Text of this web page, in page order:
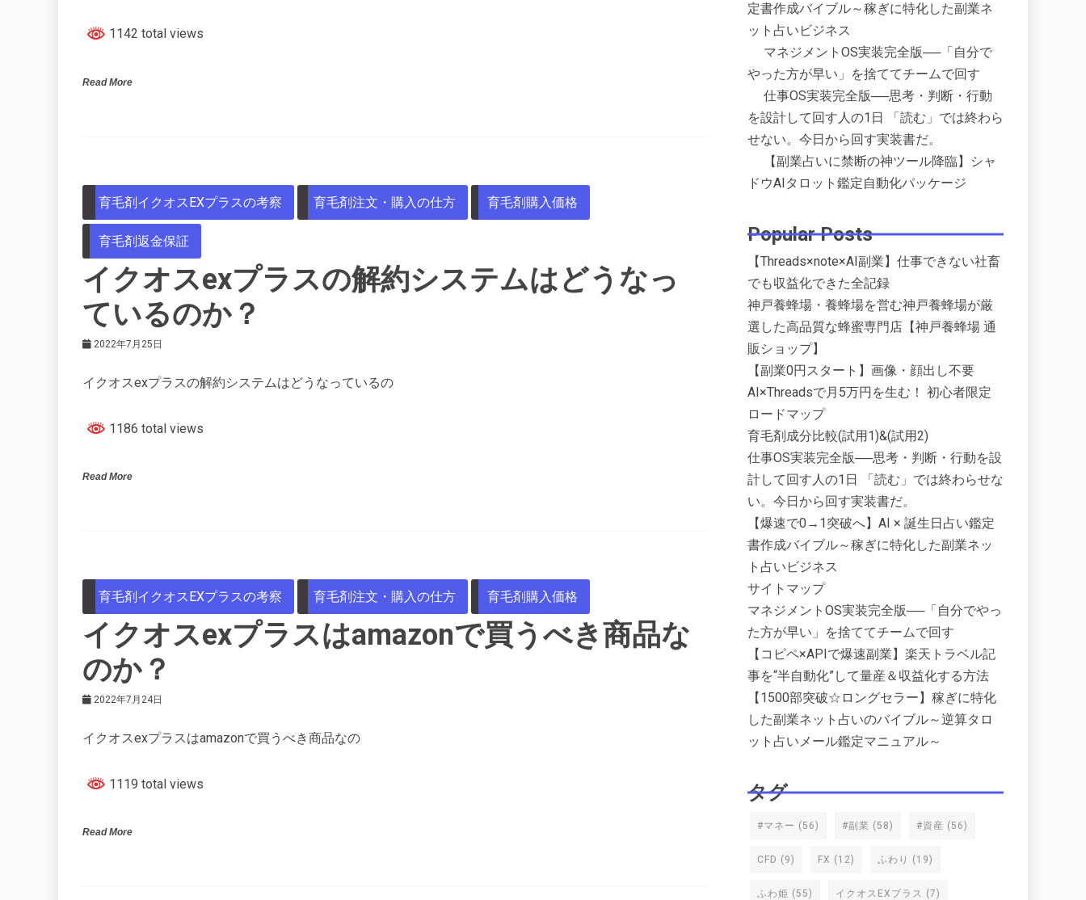
1142 total views
Read More
育毛剤イクオスEXプラスの考察 育毛剤注文・購入の仕方 育毛剤購入価格
育毛剤返金保証
イクオスexプラスの解約システムはどうなっ
ているのか？
2022年7月25日
イクオスexプラスの解約システムはどうなっているの
1186 total views
Read More
育毛剤イクオスEXプラスの考察 育毛剤注文・購入の仕方 育毛剤購入価格
イクオスexプラスはamazonで買うべき商品な
のか？
2022年7月24日
イクオスexプラスはamazonで買うべき商品なの
1119 total views
Read More
定書作成バイブル～稼ぎに特化した副業ネ
ット占いビジネス
マネジメントOS実装完全版──「自分で
やった方が早い」を捨ててチームで回す
仕事OS実装完全版──思考・判断・行動
を設計して回す人の1日 「読む」では終わら
せない。今日から回す実装書だ。
【副業占いに禁断の神ツール降臨】シャ
ドウAIタロット鑑定自動化パッケージ
Popular Posts
【Threads×note×AI副業】仕事できない社畜
でも収益化できた全記録
神戸養蜂場・養蜂場を営む神戸養蜂場が厳
選した高品質な蜂蜜専門店【神戸養蜂場 通
販ショップ】
【副業0円スタート】画像・顔出し不要
AI×Threadsで月5万円を生む！ 初心者限定
ロードマップ
育毛剤成分比較(試用1)&(試用2)
仕事OS実装完全版──思考・判断・行動を設
計して回す人の1日 「読む」では終わらせな
い。今日から回す実装書だ。
【爆速で0→1突破へ】AI × 誕生日占い鑑定
書作成バイブル～稼ぎに特化した副業ネッ
ト占いビジネス
サイトマップ
マネジメントOS実装完全版──「自分でやっ
た方が早い」を捨ててチームで回す
【コピペ×APIで爆速副業】楽天トラベル記
事を“半自動化”して量産＆収益化する方法
【1500部突破☆ロングセラー】稼ぎに特化
した副業ネット占いのバイブル～逆算タロ
ット占いメール鑑定マニュアル～
タグ
#マネー (56) #副業 (58) #資産 (56)
CFD (9) FX (12) ふわり (19)
ふわ姫 (55) イクオスEXプラス (7)